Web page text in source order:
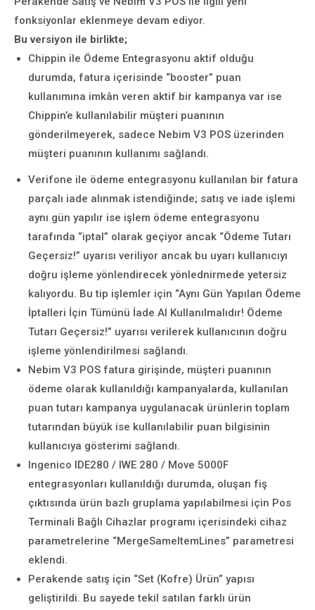
fonksiyonlar eklenmeye devam ediyor.
Bu versiyon ile birlikte;
Chippin ile Ödeme Entegrasyonu aktif olduğu
durumda, fatura içerisinde “booster” puan
kullanımına imkân veren aktif bir kampanya var ise
Chippin’e kullanılabilir müşteri puanının
gönderilmeyerek, sadece Nebim V3 POS üzerinden
müşteri puanının kullanımı sağlandı.
Verifone ile ödeme entegrasyonu kullanılan bir fatura
parçalı iade alınmak istendiğinde; satış ve iade işlemi
aynı gün yapılır ise işlem ödeme entegrasyonu
tarafında “iptal” olarak geçiyor ancak “Ödeme Tutarı
Geçersiz!” uyarısı veriliyor ancak bu uyarı kullanıcıyı
doğru işleme yönlendirecek yönlednirmede yetersiz
kalıyordu. Bu tip işlemler için “Aynı Gün Yapılan Ödeme
İptalleri İçin Tümünü İade Al Kullanılmalıdır! Ödeme
Tutarı Geçersiz!” uyarısı verilerek kullanıcının doğru
işleme yönlendirilmesi sağlandı.
Nebim V3 POS fatura girişinde, müşteri puanının
ödeme olarak kullanıldığı kampanyalarda, kullanılan
puan tutarı kampanya uygulanacak ürünlerin toplam
tutarından büyük ise kullanılabilir puan bilgisinin
kullanıcıya gösterimi sağlandı.
Ingenico IDE280 / IWE 280 / Move 5000F
entegrasyonları kullanıldığı durumda, oluşan fiş
çıktısında ürün bazlı gruplama yapılabilmesi için Pos
Terminali Bağlı Cihazlar programı içerisindeki cihaz
parametrelerine “MergeSameItemLines” parametresi
eklendi.
Perakende satış için “Set (Kofre) Ürün” yapısı
geliştirildi. Bu sayede tekil satılan farklı ürün